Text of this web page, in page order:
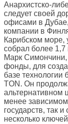
Анархистско-
следует своей
офисами в
компании в
Карибском море,
собрал более 1,7
Марк
фонды, для
базе технологии
TON. Он
альтернативном
менее зависимом
государств, так
несколько